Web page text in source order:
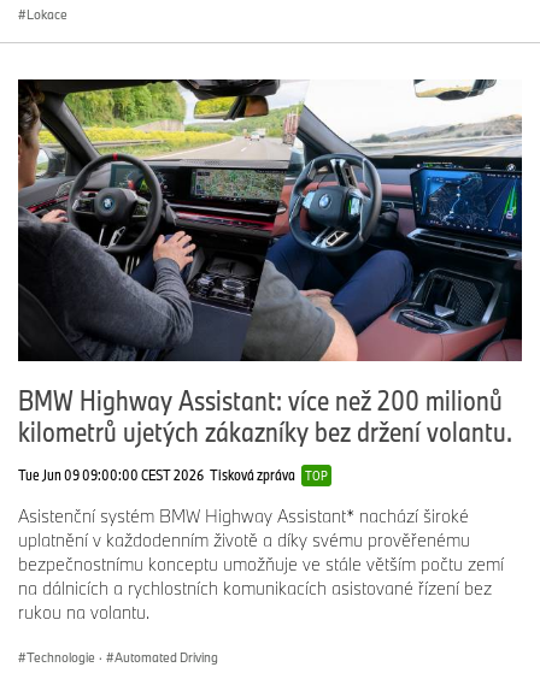
Lokace
BMW Highway Assistant: více než 200 milionů
kilometrů ujetých zákazníky bez držení volantu.
Tue Jun 09 09:00:00 CEST 2026 Tisková zpráva TOP
Asistenční systém BMW Highway Assistant* nachází široké
uplatnění v každodenním životě a díky svému prověřenému
bezpečnostnímu konceptu umožňuje ve stále větším počtu zemí
na dálnicích a rychlostních komunikacích asistované řízení bez
rukou na volantu.
Technologie · Automated Driving